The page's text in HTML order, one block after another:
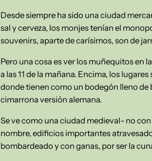
Desde siempre ha sido una ciudad
sal y cerveza, los monjes tenían el
souvenirs, aparte de carísimos, son de
Pero una cosa es ver los muñequitos en
a las 11 de la mañana. Encima, los
donde tienen como un bodegón lleno de
cimarrona versión alemana.
Se ve como una ciudad medieval- no
nombre, edificios importantes
bombardeado y con ganas, por ser la